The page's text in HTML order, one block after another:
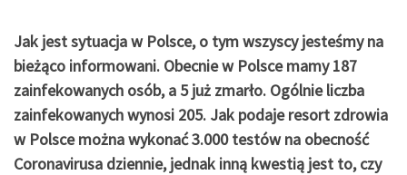
Jak jest sytuacja w Polsce, o tym wszyscy jesteśmy na
bieżąco informowani. Obecnie w Polsce mamy 187
zainfekowanych osób, a 5 już zmarło. Ogólnie liczba
zainfekowanych wynosi 205. Jak podaje resort zdrowia
w Polsce można wykonać 3.000 testów na obecność
Coronavirusa dziennie, jednak inną kwestią jest to, czy